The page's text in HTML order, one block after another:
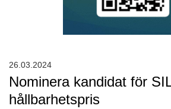
Nominera kandidat för
hållbarhetspris
26.03.2024